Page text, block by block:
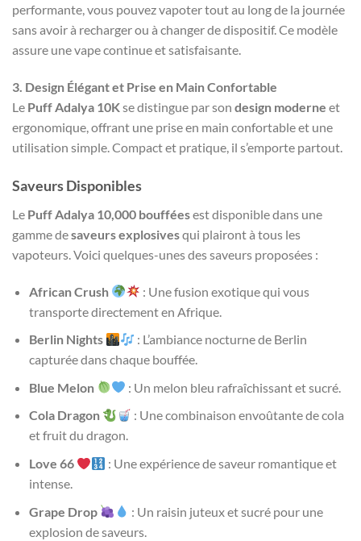
performante, vous pouvez vapoter tout au long de la journée
sans avoir à recharger ou à changer de dispositif. Ce modèle
assure une vape continue et satisfaisante.
3. Design Élégant et Prise en Main Confortable
Le Puff Adalya 10Kse distingue par son design moderne et
ergonomique, offrant une prise en main confortable et une
utilisation simple. Compact et pratique, il s’emporte partout.
Saveurs Disponibles
Le Puff Adalya 10,000 boufféesest disponible dans une
gamme desaveurs explosivesqui plairont à tous les
vapoteurs. Voici quelques-unes des saveurs proposées :
African Crush
: Une fusion exotique qui vous
transporte directement en Afrique.
Berlin Nights
: L’ambiance nocturne de Berlin
capturée dans chaque bouffée.
Blue Melon
: Un melon bleu rafraîchissant et sucré.
Cola Dragon
: Une combinaison envoûtante de cola
et fruit du dragon.
Love 66
: Une expérience de saveur romantique et
intense.
Grape Drop
: Un raisin juteux et sucré pour une
explosion de saveurs.